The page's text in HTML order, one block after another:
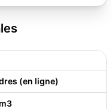
(en ligne)